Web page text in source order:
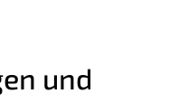
und